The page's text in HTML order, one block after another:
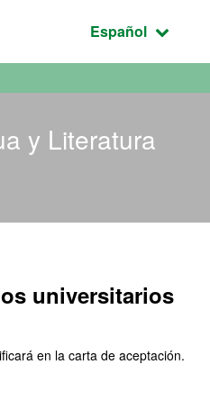
Idioma
Español
y Literatura
universitarios
en la carta de aceptación.